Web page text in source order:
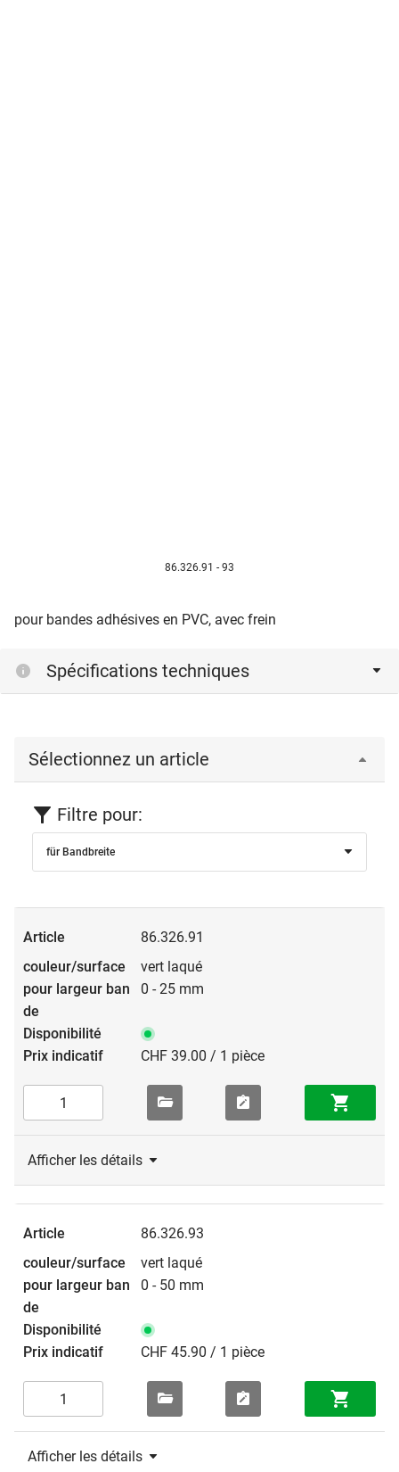
86.326.91 - 93
pour bandes adhésives en PVC, avec frein
Spécifications techniques
Sélectionnez un article
Filtre pour:
für Bandbreite
86.326.91
vert laqué
0 - 25 mm
CHF 39.00 / 1 pièce
Afficher les détails
86.326.93
vert laqué
0 - 50 mm
CHF 45.90 / 1 pièce
Afficher les détails